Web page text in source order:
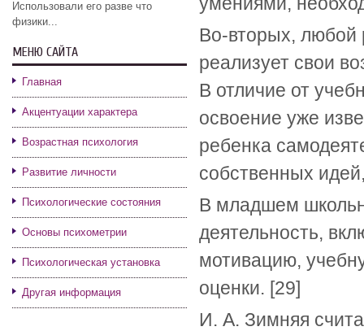
Во-вторых, любой
реализует свои
В отличие от
освоение уже
ребенка
собственных
В младшем
деятельность,
мотивацию,
оценки. [29]
И. А. Зимняя
Использовали его разве что
физики...
МЕНЮ САЙТА
Главная
Акцентуации характера
Возрастная психология
Развитие личности
Психологические состояния
Основы психометрии
Психологическая установка
Другая информация